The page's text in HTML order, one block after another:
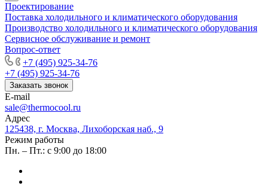
Проектирование
Поставка холодильного и климатического оборудования
Производство холодильного и климатического оборудования
Сервисное обслуживание и ремонт
Вопрос-ответ
+7 (495) 925-34-76
+7 (495) 925-34-76
Заказать звонок
E-mail
sale@thermocool.ru
Адрес
125438, г. Москва, Лихоборская наб., 9
Режим работы
Пн. – Пт.: с 9:00 до 18:00